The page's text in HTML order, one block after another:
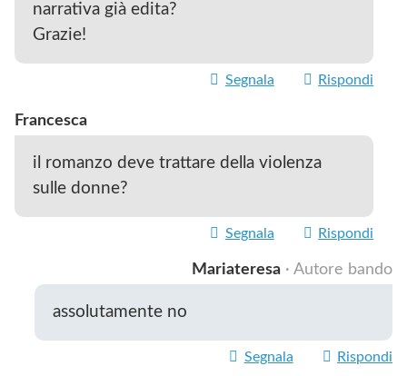
narrativa già edita?
Grazie!
Segnala Rispondi
Francesca
il romanzo deve trattare della violenza
sulle donne?
Segnala Rispondi
Mariateresa · Autore bando
assolutamente no
Segnala Rispondi